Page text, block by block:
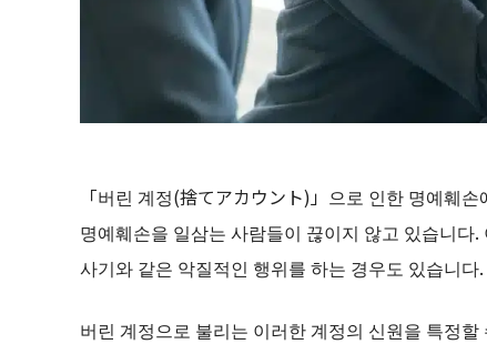
「버린 계정(捨てアカウント)」으로 인한 명예훼
명예훼손을 일삼는 사람들이 끊이지 않고 있습니
사기와 같은 악질적인 행위를 하는 경우도 있습니다.
버린 계정으로 불리는 이러한 계정의 신원을 특정